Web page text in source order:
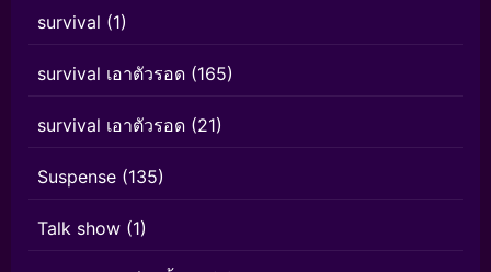
survival (1)
survival เอาตัวรอด (165)
survival เอาตัวรอด (21)
Suspense (135)
Talk show (1)